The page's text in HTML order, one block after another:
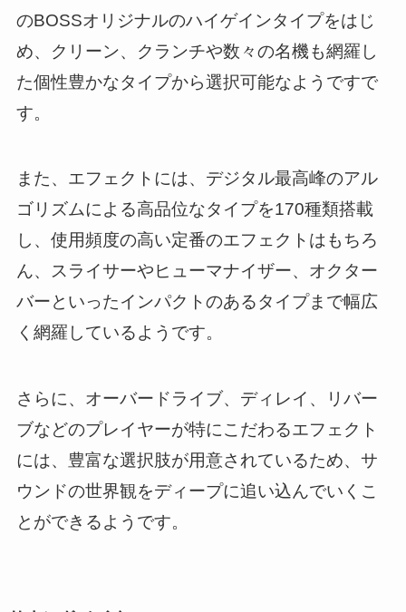
のBOSSオリジナルのハイゲインタイプをはじ
め、クリーン、クランチや数々の名機も網羅し
た個性豊かなタイプから選択可能なようですで
す。
また、エフェクトには、デジタル最高峰のアル
ゴリズムによる高品位なタイプを170種類搭載
し、使用頻度の高い定番のエフェクトはもちろ
ん、スライサーやヒューマナイザー、オクター
バーといったインパクトのあるタイプまで幅広
く網羅しているようです。
さらに、オーバードライブ、ディレイ、リバー
ブなどのプレイヤーが特にこだわるエフェクト
には、豊富な選択肢が用意されているため、サ
ウンドの世界観をディープに追い込んでいくこ
とができるようです。